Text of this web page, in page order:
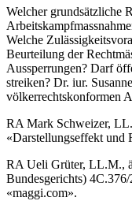
Welcher grundsätzliche
Welche
Beurteilung der
Aussperrungen? Darf
streiken? Dr. iur.
völkerrechtskonformen
RA Mark Schweizer,
«Darstellungseffekt und
RA Ueli Grüter, LL.M.,
Bundesgerichts)
«maggi.com».